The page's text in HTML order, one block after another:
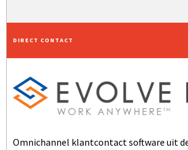
DIRECT CONTACT
Omnichannel klantcontact software uit